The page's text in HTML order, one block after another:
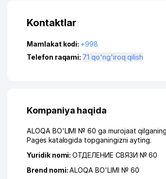
Kontaktlar
Mamlakat kodi: +998
Telefon raqami:
71 qo'ng'iroq qilish
Kompaniya haqida
ALOQA BO'LIMI № 60 ga murojaat
Pages katalogida topganingizni ayting.
Yuridik nomi:ОТДЕЛЕНИЕ СВЯЗИ № 60
Brend nomi:ALOQA BO'LIMI № 60